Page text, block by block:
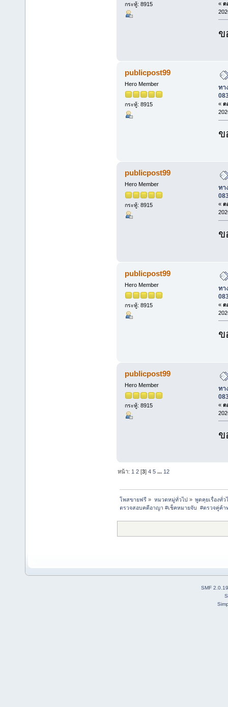
กระทู้: 8915 « ต
ข
publicpost99
Hero Member
กระทู้: 8915
ทา
« ต
ข
publicpost99
Hero Member
กระทู้: 8915
ทา
« ต
ข
publicpost99
Hero Member
กระทู้: 8915
ทา
« ต
ข
publicpost99
Hero Member
กระทู้: 8915
ทา
« ต
ข
หน้า: 1 2 [3]4 5 ... 12
โพสขายฟรี » หมวดหมู่ทั่วไป» พูดคุยเรื่องทั่ว
ตรวจสอบคดีอาญา #เช็คหมายจับ  #ตรวจคู่ค้า
SMF 2.0.19